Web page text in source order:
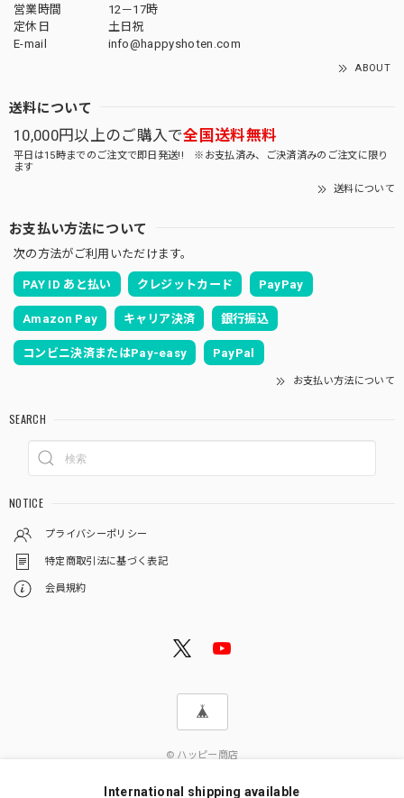
営業時間
12－17時
定休日
土日祝
E-mail
info@happyshoten.com
ABOUT
送料について
10,000円以上のご購入で全国送料無料
平日は15時までのご注文で即日発送!! ※お支払済み、ご決済済みのご注文に限り
ます
送料について
お支払い方法について
次の方法がご利用いただけます。
PAY ID あと払い クレジットカード PayPay
Amazon Pay キャリア決済 銀行振込
コンビニ決済またはPay-easy PayPal
お支払い方法について
SEARCH
NOTICE
プライバシーポリシー
特定商取引法に基づく表記
会員規約
© ハッピー商店
International shipping available